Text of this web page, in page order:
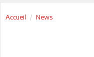
Accueil News